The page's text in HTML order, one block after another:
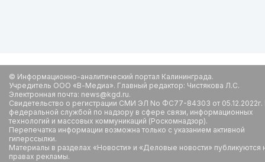
© Информационно-аналитический портал Калининграда.
Учредитель ООО «В-Медиа». Главный редактор: Чистякова Л.С.
Электронная почта: news@kgd.ru.
Свидетельство о регистрации СМИ ЭЛ No ФС77-84303 от
федеральной службой по надзору в сфере связи, информационных
технологий и массовых коммуникаций (Роскомнадзор).
Перепечатка информации возможна только с указанием активной
гиперссылки.
Материалы в разделах «Новости» и «Деловые новости» публикуются
правах рекламы.